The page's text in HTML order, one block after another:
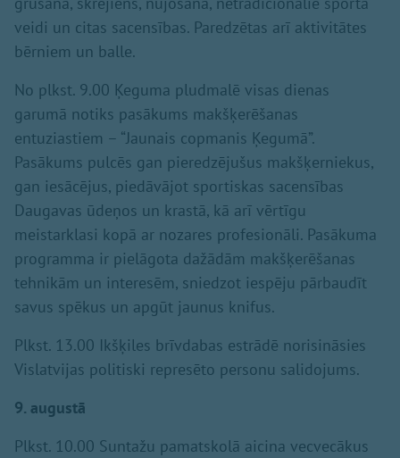
veidi un citas sacensības. Paredzētas arī aktivitātes
bērniem un balle.
No plkst. 9.00 Ķeguma pludmalē visas dienas
garumā notiks pasākums makšķerēšanas
entuziastiem – “Jaunais copmanis Ķegumā”.
Pasākums pulcēs gan pieredzējušus makšķerniekus,
gan iesācējus, piedāvājot sportiskas sacensības
Daugavas ūdeņos un krastā, kā arī vērtīgu
meistarklasi kopā ar nozares profesionāli. Pasākuma
programma ir pielāgota dažādām makšķerēšanas
tehnikām un interesēm, sniedzot iespēju pārbaudīt
savus spēkus un apgūt jaunus knifus.
Plkst. 13.00 Ikšķiles brīvdabas estrādē norisināsies
Vislatvijas politiski represēto personu salidojums.
9. augustā
Plkst. 10.00 Suntažu pamatskolā aicina vecvecākus